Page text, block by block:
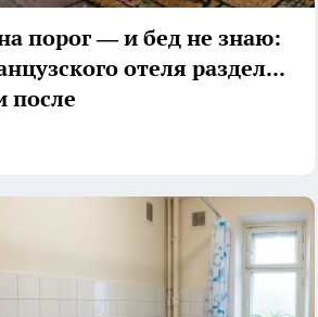
порог — и бед не знаю:
отеля разделил
после